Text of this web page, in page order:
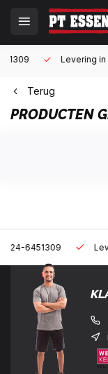
Levering in heel
Terug
PRODUCTEN
Levering in